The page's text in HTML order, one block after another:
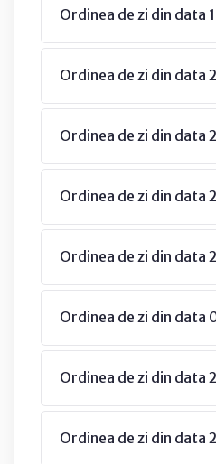
Ordinea de zi din data
Ordinea de zi din
Ordinea de zi din
Ordinea de zi din
Ordinea de zi din data
Ordinea de zi din
Ordinea de zi din
Ordinea de zi din